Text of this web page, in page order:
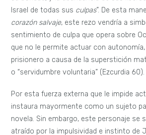
Spinoza y su filosofía panteísta, Dios
de todo lo que potencialmente puede ser
Ulpiano, filósofo brasileño, apunta que
crea el universo, sino que lo produce. La
ambos términos reside en que la
de lavoluntad y concienciadel Dios
conocimiento infinito de todo lo que
ser producido.
La cuestión central que Spinoza